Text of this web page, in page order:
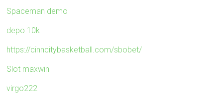
Spaceman demo
depo 10k
https://cinncitybasketball.com/sbobet/
Slot maxwin
virgo222